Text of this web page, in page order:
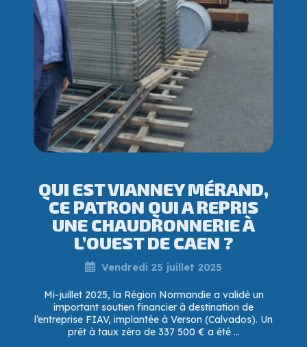
QUI EST VIANNEY MÉRAND,
CE PATRON QUI A REPRIS
UNE CHAUDRONNERIE À
L’OUEST DE CAEN ?
Vendredi 25 juillet 2025
Mi-juillet 2025, la Région Normandie a validé un
important soutien financier à destination de
l’entreprise FIAV, implantée à Verson (Calvados). Un
prêt à taux zéro de 337 500 € a été ...